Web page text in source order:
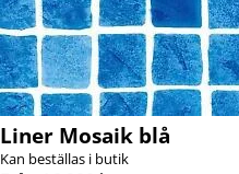
Liner Mosaik blå
Kan beställas i butik